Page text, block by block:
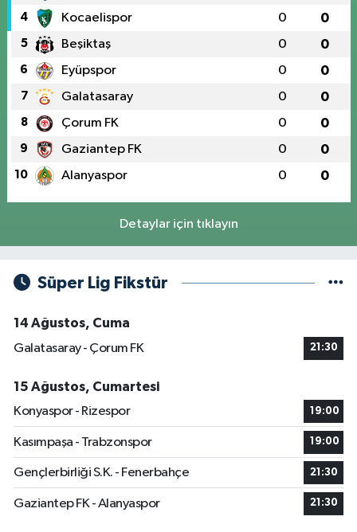
4 Kocaelispor 0 0
5 Beşiktaş 0 0
6 Eyüpspor 0 0
7 Galatasaray 0 0
8 Çorum FK 0 0
9 Gaziantep FK 0 0
10 Alanyaspor 0 0
Detaylar için tıklayın
Süper Lig Fikstür
14 Ağustos, Cuma
Galatasaray - Çorum FK
21:30
15 Ağustos, Cumartesi
Konyaspor - Rizespor
19:00
Kasımpaşa - Trabzonspor 19:00
Gençlerbirliği S.K. - Fenerbahçe 21:30
Gaziantep FK - Alanyaspor 21:30